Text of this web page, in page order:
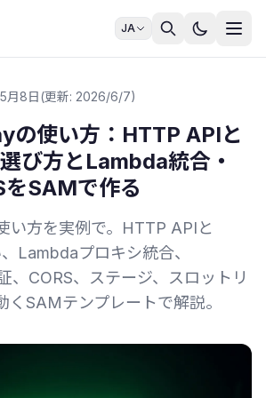
JA
月8日(更新: 2026/6/7)
の使い方：HTTP APIと
び方とLambda統合・
をSAMで作る
い方を実例で。HTTP APIと
Lambdaプロキシ統合、
、CORS、ステージ、スロットリ
くSAMテンプレートで解説。